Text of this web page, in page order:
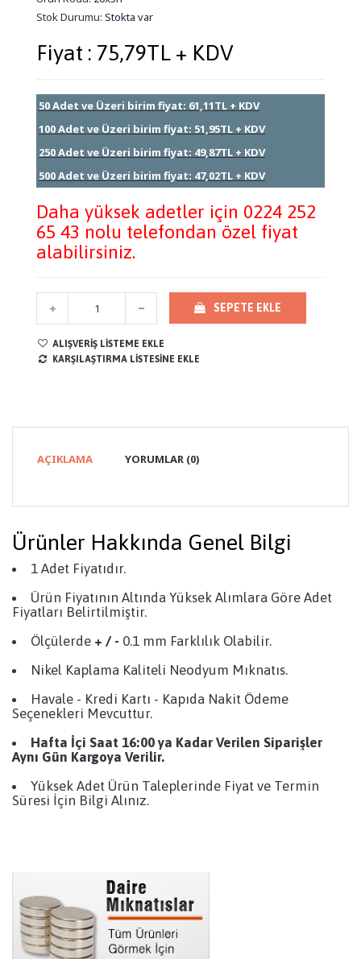
Stok Durumu: Stokta var
Fiyat : 75,79TL + KDV
50 Adet ve Üzeri birim fiyat: 61,11TL + KDV
100 Adet ve Üzeri birim fiyat: 51,95TL + KDV
250 Adet ve Üzeri birim fiyat: 49,87TL + KDV
500 Adet ve Üzeri birim fiyat: 47,02TL + KDV
Daha yüksek adetler için 0224 252
65 43 nolu telefondan özel fiyat
alabilirsiniz.
SEPETE EKLE
ALIŞVERIŞ LISTEME EKLE
KARŞILAŞTIRMA LISTESINE EKLE
AÇIKLAMA YORUMLAR (0)
Ürünler Hakkında Genel Bilgi
1 Adet Fiyatıdır.
Ürün Fiyatının Altında Yüksek Alımlara Göre Adet
Fiyatları Belirtilmiştir.
Ölçülerde + / - 0.1 mm Farklılık Olabilir.
Nikel Kaplama Kaliteli Neodyum Mıknatıs.
Havale - Kredi Kartı - Kapıda Nakit Ödeme
Seçenekleri Mevcuttur.
Hafta İçi Saat 16:00 ya Kadar Verilen Siparişler
Aynı Gün Kargoya Verilir.
Yüksek Adet Ürün Taleplerinde Fiyat ve Termin
Süresi İçin Bilgi Alınız.